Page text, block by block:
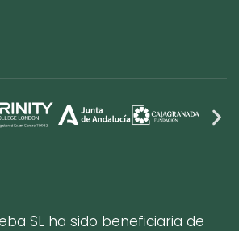
SL ha sido beneficiaria de